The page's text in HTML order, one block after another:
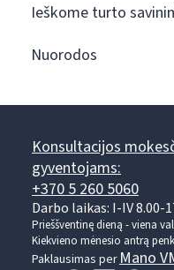
Ieškome turto
Nuorodos
Konsultacijos
gyventojams:
+370 5 260 5060
Darbo laikas: I-IV 8.00-
Prieššventinę dieną - viena
Kiekvieno mėnesio antrą
Paklausimas perMano